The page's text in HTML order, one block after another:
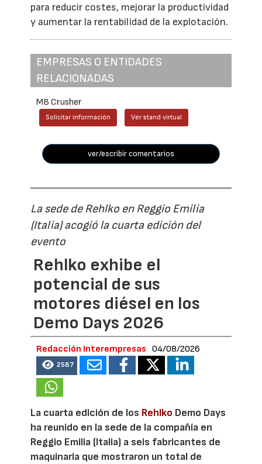
para reducir costes, mejorar la productividad
y aumentar la rentabilidad de la explotación.
EMPRESAS O ENTIDADES
RELACIONADAS
MB Crusher
Solicitar información Ver stand virtual
ver/escribir comentarios
La sede de Rehlko en Reggio Emilia
(Italia) acogió la cuarta edición del
evento
Rehlko exhibe el
potencial de sus
motores diésel en los
Demo Days 2026
Redacción Interempresas 04/08/2026
2587
La cuarta edición de los Rehlko Demo Days
ha reunido en la sede de la compañía en
Reggio Emilia (Italia) a seis fabricantes de
maquinaria que mostraron un total de